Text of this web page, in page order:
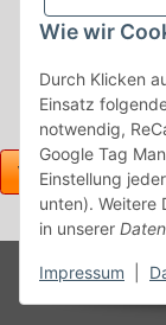
Wie wir
Durch Klicken
Einsatz
notwendig,
Google Tag
Einstellung
unten). Weitere
in unserer
Impressum
Shop
Gesetzliche
* Alle Preise inkl.